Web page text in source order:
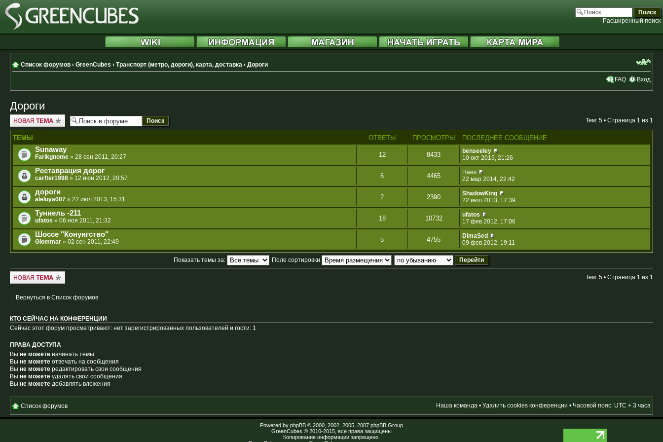
Расширенный поиск
Список форумов ‹ GreenCubes ‹ Транспорт (метро, дороги), карта, доставка ‹ Дороги
FAQ Вход
Дороги
Новая тема Тем: 5 • Страница 1 из 1
ТЕМЫ ОТВЕТЫ ПРОСМОТРЫ ПОСЛЕДНЕЕ СООБЩЕНИЕ
Sunaway
Farikgnome » 28 сен 2011, 20:27 12 8433
benseeley
10 окт 2015, 21:26
Реставрация дорог
carfter1998 » 12 июн 2012, 20:57 6 4465
Haes
22 мар 2014, 22:42
дороги
aleluya007 » 22 июл 2013, 15:31 2 2390
ShadowKing
22 июл 2013, 17:39
Туннель -211
ufatos » 06 ноя 2011, 21:32 18 10732
ufatos
17 фев 2012, 17:06
Шоссе "Конунгство"
Glommar » 02 сен 2011, 22:49 5 4755
DimaSed
09 фев 2012, 19:11
Показать темы за: Поле сортировки
Новая тема Тем: 5 • Страница 1 из 1
Вернуться в Список форумов
КТО СЕЙЧАС НА КОНФЕРЕНЦИИ
Сейчас этот форум просматривают: нет зарегистрированных пользователей и гости: 1
ПРАВА ДОСТУПА
Вы не можете начинать темы
Вы не можете отвечать на сообщения
Вы не можете редактировать свои сообщения
Вы не можете удалять свои сообщения
Вы не можете добавлять вложения
Список форумов Наша команда • Удалить cookies конференции • Часовой пояс: UTC + 3 часа
Powered by phpBB © 2000, 2002, 2005, 2007 phpBB Group
GreenCubes © 2010-2015, все права защищены
Копирование информации запрещено.